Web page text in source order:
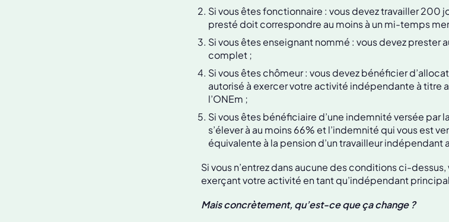
Si vous êtes fonctionnaire : vous devez travailler 200
presté doit correspondre au moins à un mi-temps
Si vous êtes enseignant nommé : vous devez prester
complet ;
Si vous êtes chômeur : vous devez bénéficier
autorisé à exercer votre activité indépendante à titre
l’ONEm ;
Si vous êtes bénéficiaire d’une indemnité versée
s’élever à au moins 66% et l’indemnité qui vous est
équivalente à la pension d’un travailleur indépendant
Si vous n’entrez dans aucune des conditions ci-
exerçant votre activité en tant qu’indépendant
Mais concrètement, qu’est-ce que ça change ?